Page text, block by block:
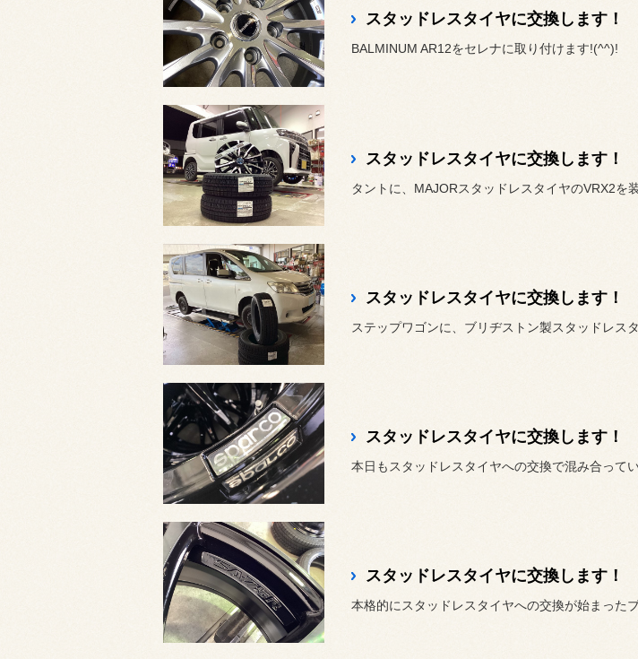
スタッドレスタイヤに交換します！
BALMINUM AR12をセレナに取り付けます!(^^)!
スタッドレスタイヤに交換します！
タントに、MAJORスタッドレスタイヤのVRX2を
スタッドレスタイヤに交換します！
スタッドレスタイヤに交換します！
スタッドレスタイヤに交換します！